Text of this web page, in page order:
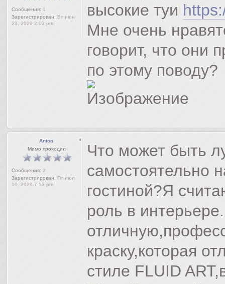
Сообщения: 1
Зарегистрирован: Вт июн
23, 2020 2:03 pm
высокие туи
Мне очень
говорит, что они
по этому поводу?
Anton
Мимо проходил
Сообщения: 2
Зарегистрирован: Пт июл
10, 2020 7:53 pm
Что может быть
самостоятельно
гостиной?Я
роль в
краску,которая
стиле FLUID